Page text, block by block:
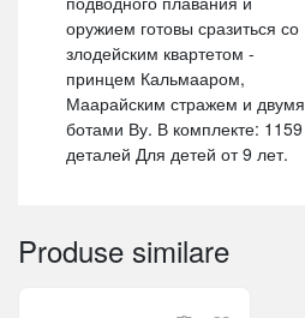
оружием готовы сразиться со
злодейским квартетом -
принцем Кальмааром,
Маарайским стражем и двумя
ботами Ву. В комплекте: 1159
деталей Для детей от 9 лет.
Produse similare